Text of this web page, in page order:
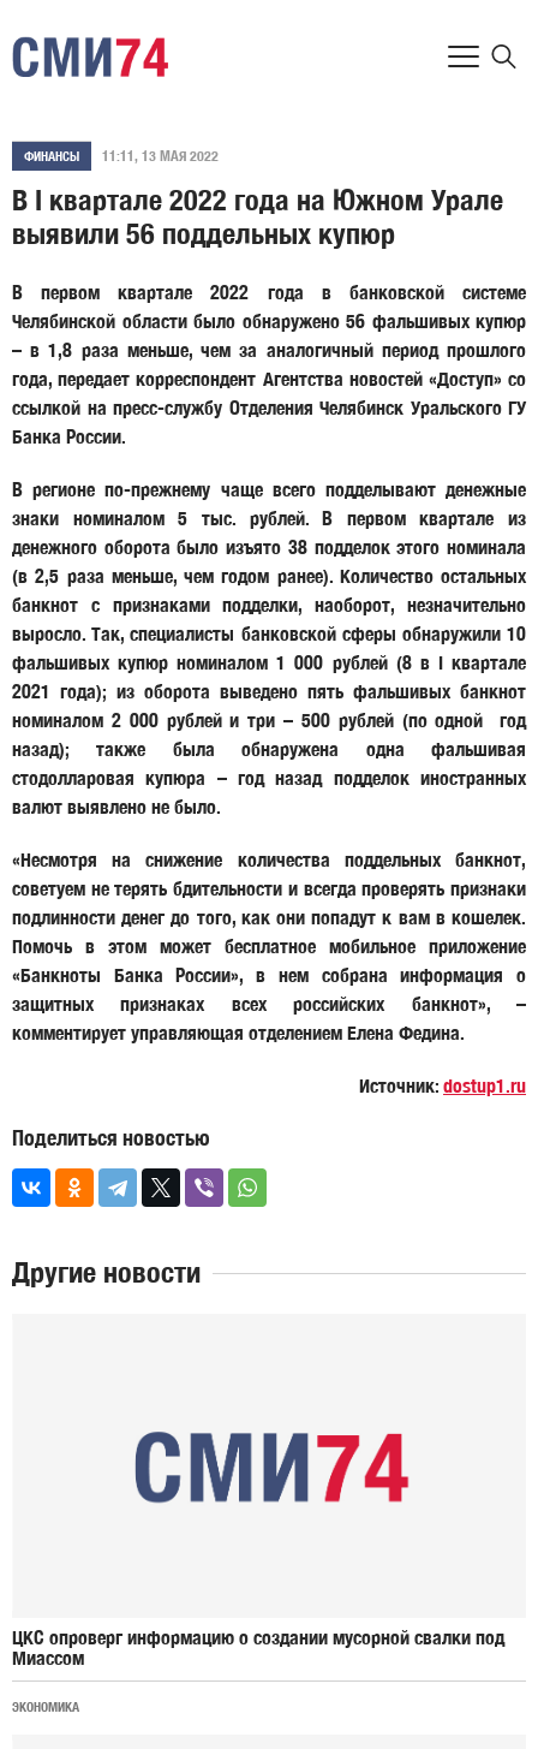
ФИНАНСЫ 11:11, 13 МАЯ 2022
В I квартале 2022 года на Южном Урале
выявили 56 поддельных купюр
В первом квартале 2022 года в банковской системе
Челябинской области было обнаружено 56 фальшивых купюр
– в 1,8 раза меньше, чем за аналогичный период прошлого
года, передает корреспондент Агентства новостей «Доступ» со
ссылкой на пресс-службу Отделения Челябинск Уральского ГУ
Банка России.
В регионе по-прежнему чаще всего подделывают денежные
знаки номиналом 5 тыс. рублей. В первом квартале из
денежного оборота было изъято 38 подделок этого номинала
(в 2,5 раза меньше, чем годом ранее). Количество остальных
банкнот с признаками подделки, наоборот, незначительно
выросло. Так, специалисты банковской сферы обнаружили 10
фальшивых купюр номиналом 1 000 рублей (8 в I квартале
2021 года); из оборота выведено пять фальшивых банкнот
номиналом 2 000 рублей и три – 500 рублей (по одной год
назад); также была обнаружена одна фальшивая
стодолларовая купюра – год назад подделок иностранных
валют выявлено не было.
«Несмотря на снижение количества поддельных банкнот,
советуем не терять бдительности и всегда проверять признаки
подлинности денег до того, как они попадут к вам в кошелек.
Помочь в этом может бесплатное мобильное приложение
«Банкноты Банка России», в нем собрана информация о
защитных признаках всех российских банкнот», –
комментирует управляющая отделением Елена Федина.
Источник: dostup1.ru
Поделиться новостью
Другие новости
ЦКС опроверг информацию о создании мусорной свалки под
Миассом
ЭКОНОМИКА